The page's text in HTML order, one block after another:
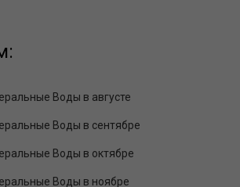
Воды в августе
Воды в сентябре
Воды в октябре
Воды в ноябре